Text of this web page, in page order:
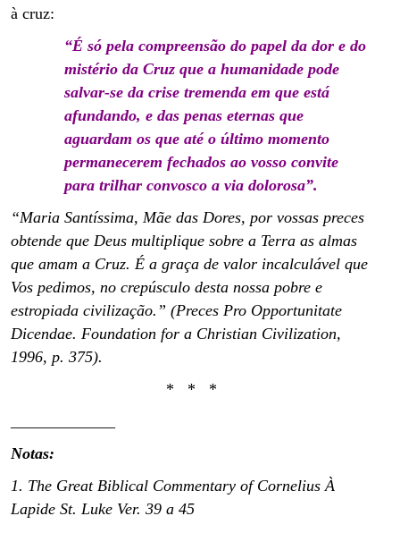
à cruz:
“É só pela compreensão do papel da dor e do
mistério da Cruz que a humanidade pode
salvar-se da crise tremenda em que está
afundando, e das penas eternas que
aguardam os que até o último momento
permanecerem fechados ao vosso convite
para trilhar convosco a via dolorosa”.
“Maria Santíssima, Mãe das Dores, por vossas preces
obtende que Deus multiplique sobre a Terra as almas
que amam a Cruz. É a graça de valor incalculável que
Vos pedimos, no crepúsculo desta nossa pobre e
estropiada civilização.” (Preces Pro Opportunitate
Dicendae. Foundation for a Christian Civilization,
1996, p. 375).
* * *
Notas:
1. The Great Biblical Commentary of Cornelius À
Lapide St. Luke Ver. 39 a 45